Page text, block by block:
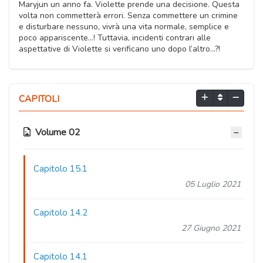
Maryjun un anno fa. Violette prende una decisione. Questa
volta non commetterà errori. Senza commettere un crimine
e disturbare nessuno, vivrà una vita normale, semplice e
poco appariscente...! Tuttavia, incidenti contrari alle
aspettative di Violette si verificano uno dopo l’altro...?!
CAPITOLI
Volume 02
Capitolo 15.1
05 Luglio 2021
Capitolo 14.2
27 Giugno 2021
Capitolo 14.1